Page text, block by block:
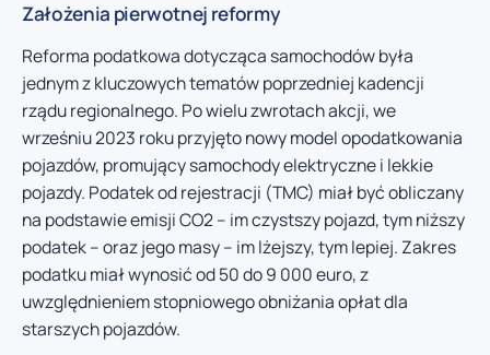
Założenia pierwotnej reformy
Reforma podatkowa dotycząca samochodów była
jednym z kluczowych tematów poprzedniej kadencji
rządu regionalnego. Po wielu zwrotach akcji, we
wrześniu 2023 roku przyjęto nowy model opodatkowania
pojazdów, promujący samochody elektryczne i lekkie
pojazdy. Podatek od rejestracji (TMC) miał być obliczany
na podstawie emisji CO2 – im czystszy pojazd, tym niższy
podatek – oraz jego masy – im lżejszy, tym lepiej. Zakres
podatku miał wynosić od 50 do 9 000 euro, z
uwzględnieniem stopniowego obniżania opłat dla
starszych pojazdów.